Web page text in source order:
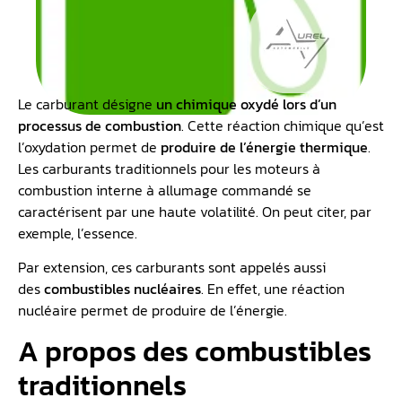
Le carburant désigne un chimique oxydé lors d’un
processus de combustion. Cette réaction chimique qu’est
l’oxydation permet de produire de l’énergie thermique.
Les carburants traditionnels pour les moteurs à
combustion interne à allumage commandé se
caractérisent par une haute volatilité. On peut citer, par
exemple, l’essence.
Par extension, ces carburants sont appelés aussi
descombustibles nucléaires. En effet, une réaction
nucléaire permet de produire de l’énergie.
A propos des combustibles
traditionnels